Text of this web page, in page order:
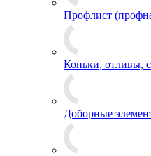
Профлист
Коньки, отливы,
Доборные